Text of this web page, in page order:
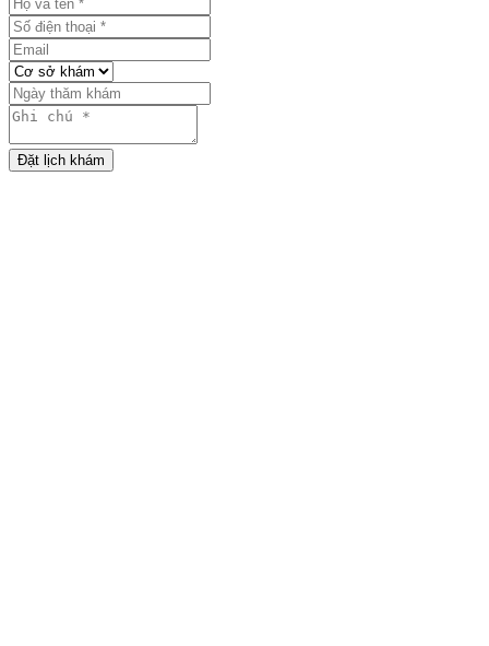
Đặt lịch khám